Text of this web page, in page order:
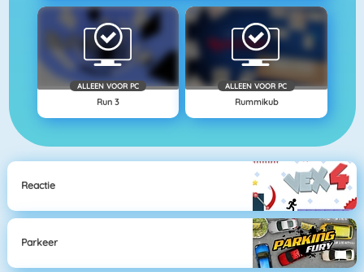
ALLEEN VOOR PC
Run 3
ALLEEN VOOR PC
Rummikub
Reactie
Parkeer